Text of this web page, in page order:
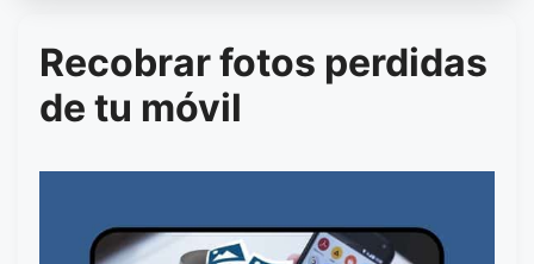
Recobrar fotos perdidas
de tu móvil